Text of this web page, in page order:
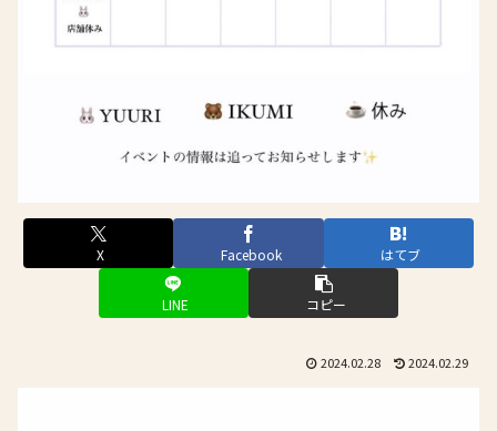
X Facebook はてブ
LINE コピー
2024.02.28 2024.02.29